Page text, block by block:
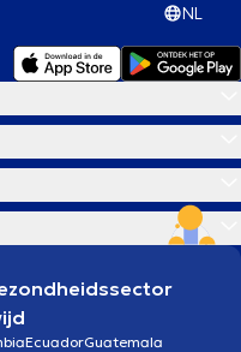
NL
EcuadorGuatemala